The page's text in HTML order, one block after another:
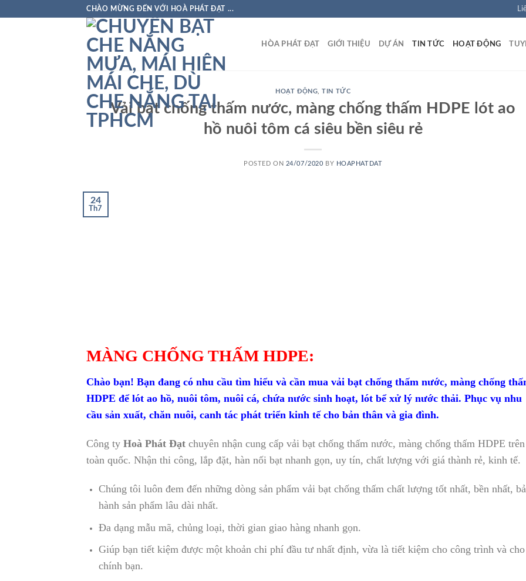
CHÀO MỪNG ĐẾN VỚI HOÀ PHÁT ĐẠT ...
HÒA PHÁT ĐẠT GIỚI THIỆU DỰ ÁN TIN TỨC HOẠT ĐỘNG
HOẠT ĐỘNG ,TIN TỨC
Vải bạt chống thấm nước, màng chống thấm HDPE lót ao
hồ nuôi tôm cá siêu bền siêu rẻ
POSTED ON 24/07/2020 BY HOAPHATDAT
24
Th7
MÀNG CHỐNG THẤM HDPE:
Chào bạn! Bạn đang có nhu cầu tìm hiểu và cần mua vải bạt chống thấm nước, màng chống
HDPE để lót ao hồ, nuôi tôm, nuôi cá, chứa nước sinh hoạt, lót bể xử lý nước thải. Phục vụ nhu
cầu sản xuất, chăn nuôi, canh tác phát triển kinh tế cho bản thân và gia đình.
Công ty Hoà Phát Đạt chuyên nhận cung cấp vải bạt chống thấm nước, màng chống thấm HDPE trên
toàn quốc. Nhận thi công, lắp đặt, hàn nối bạt nhanh gọn, uy tín, chất lượng với giá thành rẻ, kinh tế.
Chúng tôi luôn đem đến những dòng sản phẩm vải bạt chống thấm chất lượng tốt nhất, bền nhất,
hành sản phẩm lâu dài nhất.
Đa dạng mẫu mã, chủng loại, thời gian giao hàng nhanh gọn.
Giúp bạn tiết kiệm được một khoản chi phí đầu tư nhất định, vừa là tiết kiệm cho công trình và cho
chính bạn.